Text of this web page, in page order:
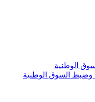
الوطنية
وضبط السوق الوطنية